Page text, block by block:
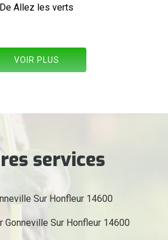
VOIR PLUS
services
Sur Honfleur 14600
Gonneville Sur Honfleur 14600